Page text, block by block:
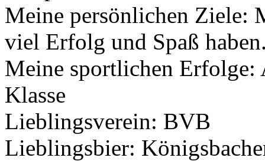
Meine persönlichen Ziele:
viel Erfolg und Spaß
Meine sportlichen
Klasse
Lieblingsverein: BVB
Lieblingsbier: